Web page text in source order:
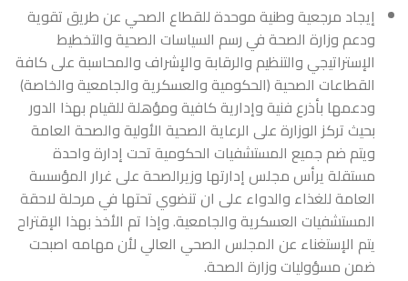
إيجاد مرجعية وطنية موحدة للقطاع الصحي عن طريق تقوية
ودعم وزارة الصحة في رسم السياسات الصحية والتخطيط
الإستراتيجي والتنظيم والرقابة والإشراف والمحاسبة على كافة
القطاعات الصحية (الحكومية والعسكرية والجامعية والخاصة)
ودعمها بأذرع فنية وإدارية كافية ومؤهلة للقيام بهذا الدور
بحيث تركز الوزارة على الرعاية الصحية الأولية والصحة العامة
ويتم ضم جميع المستشفيات الحكومية تحت إدارة واحدة
مستقلة يرأس مجلس إدارتها وزيرالصحة على غرار المؤسسة
العامة للغذاء والدواء على ان تنضوي تحتها في مرحلة لاحقة
المستشفيات العسكرية والجامعية. وإذا تم الأخذ بهذا الإقتراح
يتم الإستغناء عن المجلس الصحي العالي لأن مهامه اصبحت
ضمن مسؤوليات وزارة الصحة.